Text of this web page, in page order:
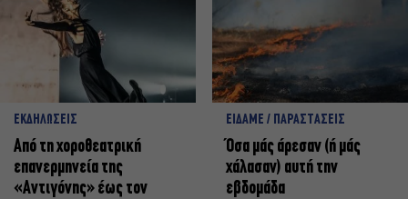
ΕΚΔΗΛΩΣΕΙΣ
Από τη χοροθεατρική
επανερμηνεία της
«Αντιγόνης» έως τον
ΕΙΔΑΜΕ / ΠΑΡΑΣΤΑΣΕΙΣ
Όσα μάς άρεσαν (ή μάς
χάλασαν) αυτή την
εβδομάδα